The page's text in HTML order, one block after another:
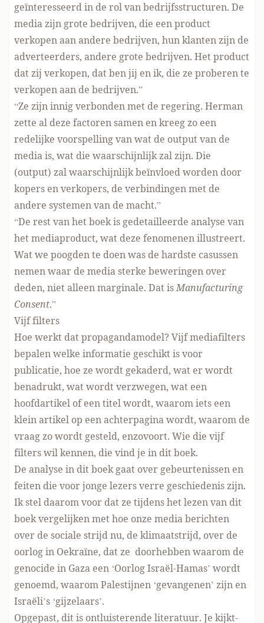
geïnteresseerd in de rol van bedrijfsstructuren. De
media zijn grote bedrijven, die een product
verkopen aan andere bedrijven, hun klanten zijn de
adverteerders, andere grote bedrijven. Het product
dat zij verkopen, dat ben jij en ik, die ze proberen te
verkopen aan de bedrijven.”
“Ze zijn innig verbonden met de regering. Herman
zette al deze factoren samen en kreeg zo een
redelijke voorspelling van wat de output van de
media is, wat die waarschijnlijk zal zijn. Die
(output) zal waarschijnlijk beïnvloed worden door
kopers en verkopers, de verbindingen met de
andere systemen van de macht.”
“De rest van het boek is gedetailleerde analyse van
het mediaproduct, wat deze fenomenen illustreert.
Wat we poogden te doen was de hardste casussen
nemen waar de media sterke beweringen over
deden, niet alleen marginale. Dat isManufacturing
Consent.”
Vijf filters
Hoe werkt dat propagandamodel? Vijf mediafilters
bepalen welke informatie geschikt is voor
publicatie, hoe ze wordt gekaderd, wat er wordt
benadrukt, wat wordt verzwegen, wat een
hoofdartikel of een titel wordt, waarom iets een
klein artikel op een achterpagina wordt, waarom de
vraag zo wordt gesteld, enzovoort. Wie die vijf
filters wil kennen, die vind je in dit boek.
De analyse in dit boek gaat over gebeurtenissen en
feiten die voor jonge lezers verre geschiedenis zijn.
Ik stel daarom voor dat ze tijdens het lezen van dit
boek vergelijken met hoe onze media berichten
over de sociale strijd nu, de klimaatstrijd, over de
oorlog in Oekraïne, dat ze doorhebben waarom de
genocide in Gaza een ‘Oorlog Israël-Hamas’ wordt
genoemd, waarom Palestijnen ‘gevangenen’ zijn en
Israëli’s ‘gijzelaars’.
Opgepast, dit is ontluisterende literatuur. Je kijkt-